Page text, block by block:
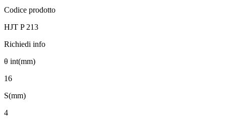
Codice prodotto
HJT P 213
Richiedi info
θ int(mm)
16
S(mm)
4